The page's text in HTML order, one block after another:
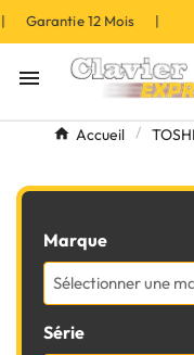
Garantie 12 Mois |

Accueil
Marque
Sélectionner une
Série